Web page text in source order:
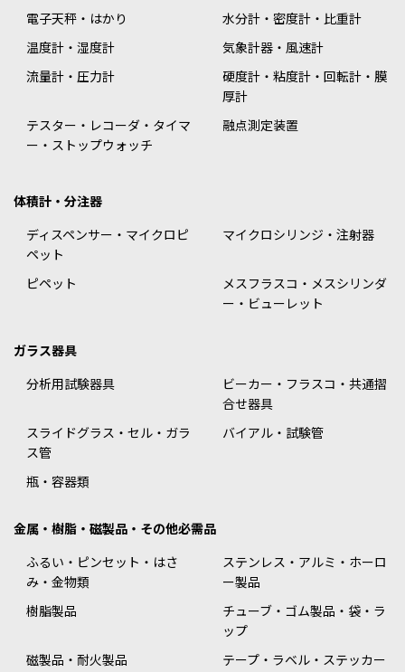
電子天秤・はかり
水分計・密度計・比重計
温度計・湿度計
気象計器・風速計
流量計・圧力計
硬度計・粘度計・回転計・膜
厚計
テスター・レコーダ・タイマ
ー・ストップウォッチ
融点測定装置
体積計・分注器
ディスペンサー・マイクロピ
ペット
マイクロシリンジ・注射器
ピペット
メスフラスコ・メスシリンダ
ー・ビューレット
ガラス器具
分析用試験器具
ビーカー・フラスコ・共通摺
合せ器具
スライドグラス・セル・ガラ
ス管
バイアル・試験管
瓶・容器類
金属・樹脂・磁製品・その他必需品
ふるい・ピンセット・はさ
み・金物類
ステンレス・アルミ・ホーロ
ー製品
樹脂製品
チューブ・ゴム製品・袋・ラ
ップ
磁製品・耐火製品
テープ・ラベル・ステッカー